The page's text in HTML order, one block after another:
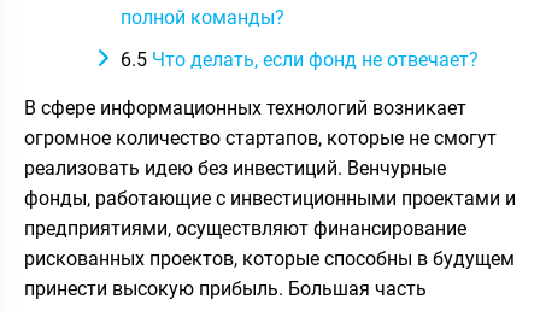
полной команды?
6.5 Что делать, если фонд не отвечает?
В сфере информационных технологий возникает
огромное количество стартапов, которые не смогут
реализовать идею без инвестиций. Венчурные
фонды, работающие с инвестиционными проектами и
предприятиями, осуществляют финансирование
рискованных проектов, которые способны в будущем
принести высокую прибыль. Большая часть